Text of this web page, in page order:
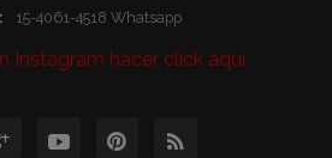
15-4061-4518 Whatsapp
Instagram hacer click aqui